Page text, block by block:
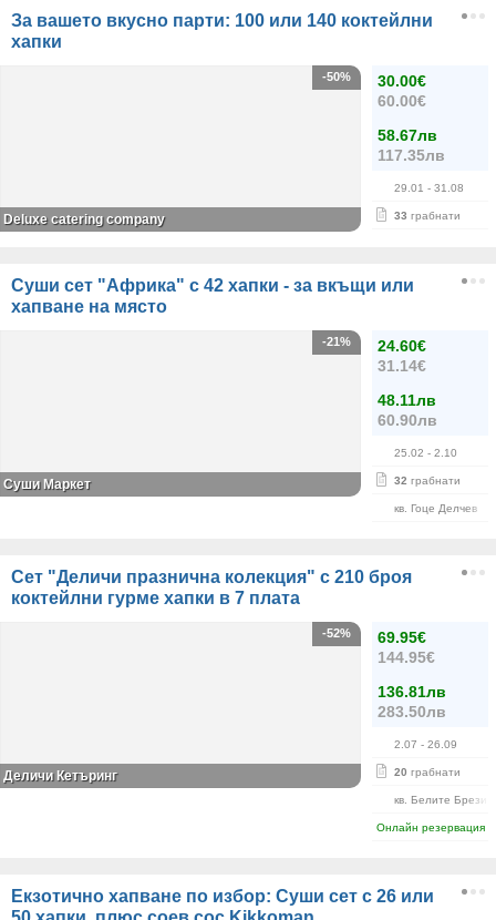
За вашето вкусно парти: 100 или 140 коктейлни
хапки
30.00€
60.00€
58.67лв
117.35лв
29.01 - 31.08
33 грабнати
-50%
Deluxe catering company
Суши сет "Африка" с 42 хапки - за вкъщи или
хапване на място
24.60€
31.14€
48.11лв
60.90лв
25.02 - 2.10
32 грабнати
кв. Гоце Делчев
-21%
Суши Маркет
Сет "Деличи празнична колекция" с 210 броя
коктейлни гурме хапки в 7 плата
69.95€
144.95€
136.81лв
283.50лв
2.07 - 26.09
20 грабнати
кв. Белите Брези
Онлайн резервация
-52%
Деличи Кетъринг
Екзотично хапване по избор: Суши сет с 26 или